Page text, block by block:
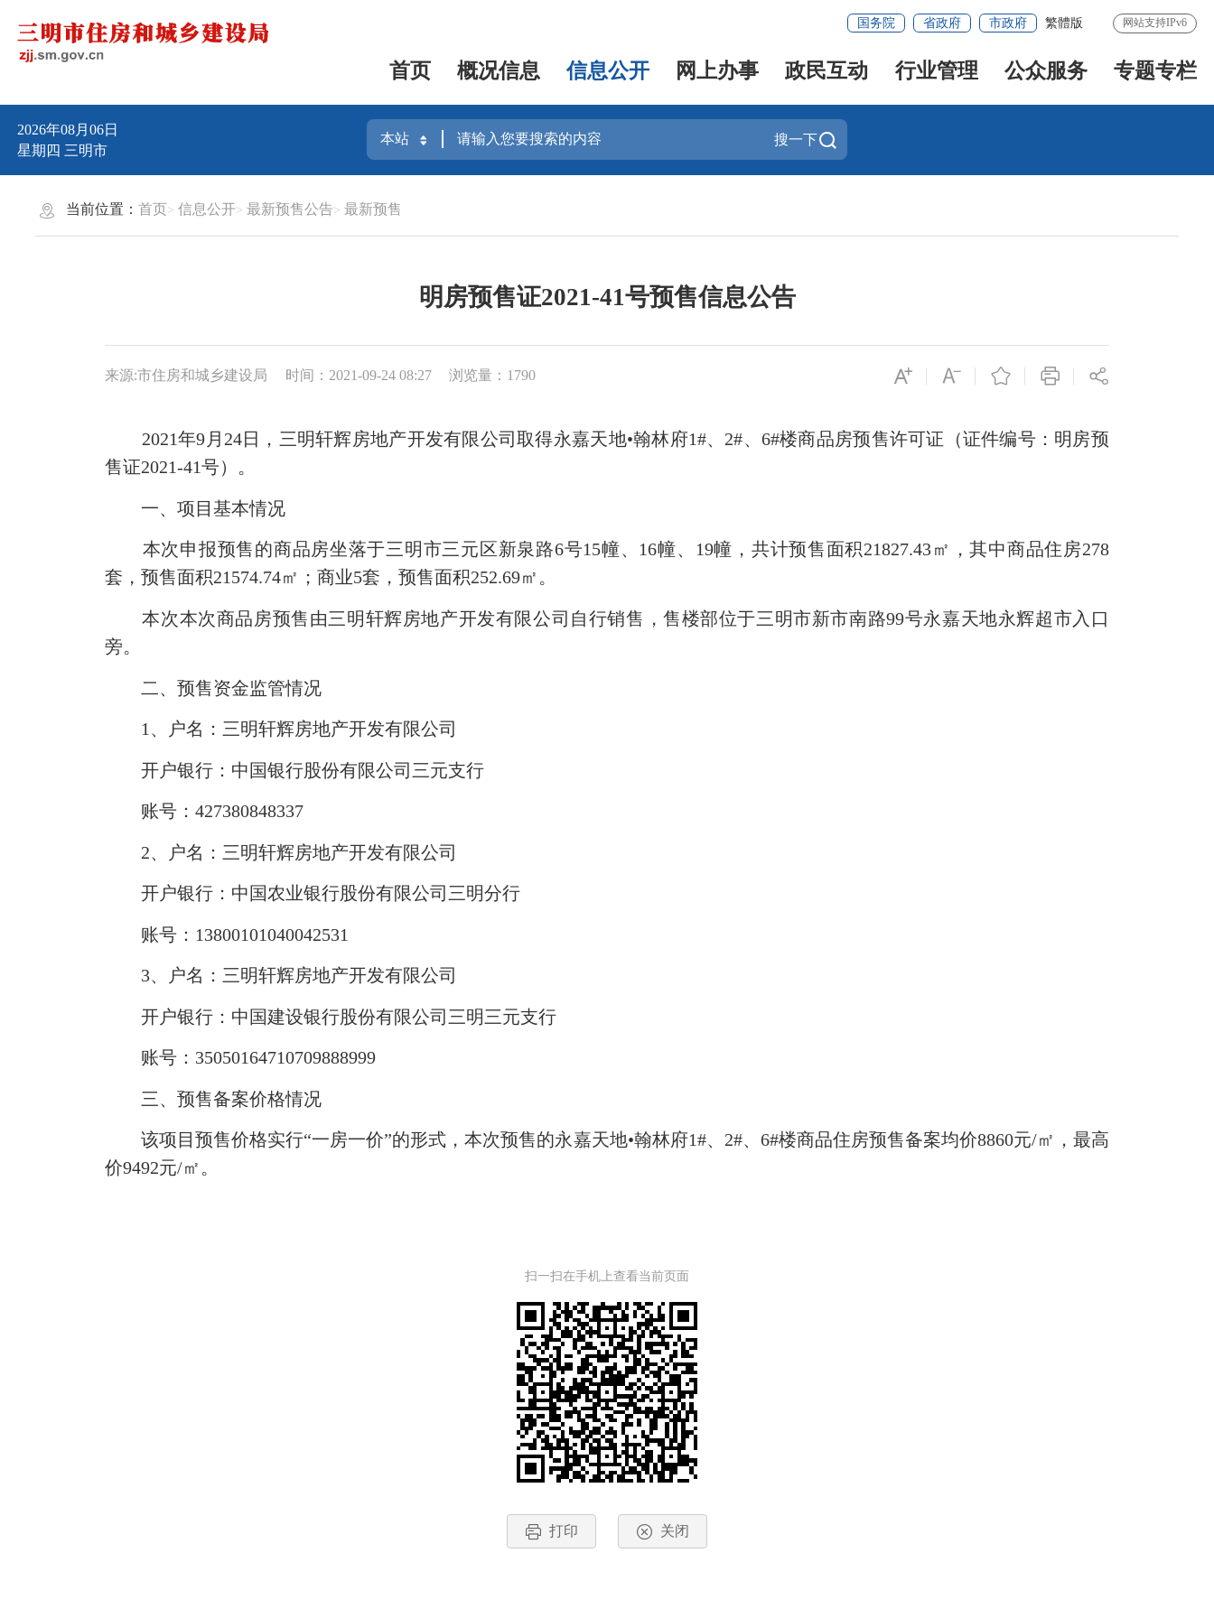
国务院 省政府 市政府 繁體版 网站支持IPv6
首页 概况信息 信息公开 网上办事 政民互动 行业管理 公众服务 专题专栏
2026年08月06日
星期四 三明市
搜一下
当前位置：首页 信息公开 最新预售公告 最新预售
明房预售证2021-41号预售信息公告
来源:市住房和城乡建设局 时间：2021-09-24 08:27 浏览量：1790
2021年9月24日，三明轩辉房地产开发有限公司取得永嘉天地•翰林府1#、2#、6#楼商品房预售许可证（证件编号：明房预
售证2021-41号）。
一、项目基本情况
本次申报预售的商品房坐落于三明市三元区新泉路6号15幢、16幢、19幢，共计预售面积21827.43㎡，其中商品住房278
套，预售面积21574.74㎡；商业5套，预售面积252.69㎡。
本次本次商品房预售由三明轩辉房地产开发有限公司自行销售，售楼部位于三明市新市南路99号永嘉天地永辉超市入口
旁。
二、预售资金监管情况
1、户名：三明轩辉房地产开发有限公司
开户银行：中国银行股份有限公司三元支行
账号：427380848337
2、户名：三明轩辉房地产开发有限公司
开户银行：中国农业银行股份有限公司三明分行
账号：13800101040042531
3、户名：三明轩辉房地产开发有限公司
开户银行：中国建设银行股份有限公司三明三元支行
账号：35050164710709888999
三、预售备案价格情况
该项目预售价格实行“一房一价”的形式，本次预售的永嘉天地•翰林府1#、2#、6#楼商品住房预售备案均价8860元/㎡，最高
价9492元/㎡。
扫一扫在手机上查看当前页面
打印 关闭